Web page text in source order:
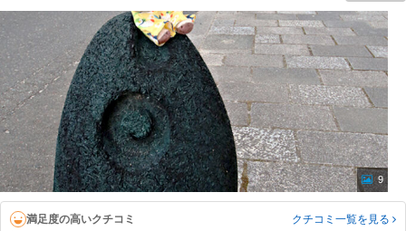
9
満足度の高いクチコミ クチコミ一覧を見る